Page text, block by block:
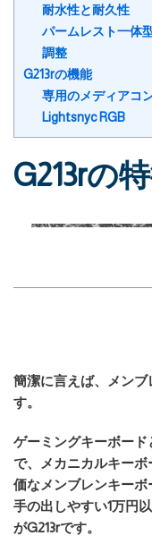
耐水性と耐久性
パームレスト一体
調整
G213rの機能
専用のメディアコ
Lightsnyc RGB
G213rの
簡潔に言えば、メン
す。
ゲーミングキーボー
で、メカニカルキー
価なメンブレンキーボ
手の出しやすい1万円
がG213rです。